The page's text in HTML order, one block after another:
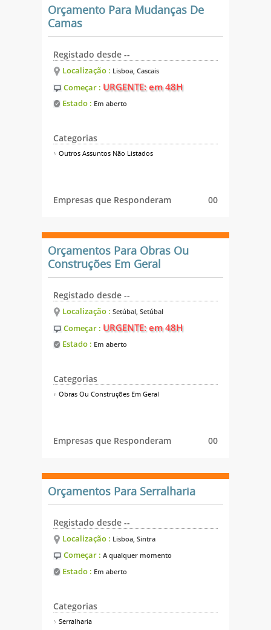
Orçamento Para Mudanças De
Camas
Registado desde --
Localização : Lisboa, Cascais
Começar : URGENTE: em 48H
Estado : Em aberto
Categorias
Outros Assuntos Não Listados
Empresas que Responderam 00
Orçamentos Para Obras Ou
Construções Em Geral
Registado desde --
Localização : Setúbal, Setúbal
Começar : URGENTE: em 48H
Estado : Em aberto
Categorias
Obras Ou Construções Em Geral
Empresas que Responderam 00
Orçamentos Para Serralharia
Registado desde --
Localização : Lisboa, Sintra
Começar : A qualquer momento
Estado : Em aberto
Categorias
Serralharia